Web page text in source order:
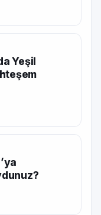
Yeşil